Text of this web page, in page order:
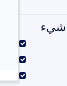
شيء